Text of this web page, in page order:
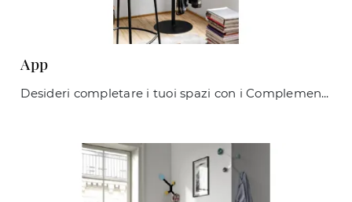
App
Desideri completare i tuoi spazi con i Complementi Connubia? Eccoti molteplici modelli di appendiabiti in legno come App.